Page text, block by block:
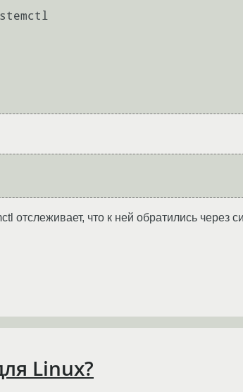
что к ней обратились через
Linux?